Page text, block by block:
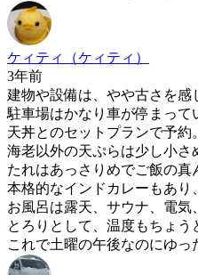
ケィティ（ケィティ）
3年前
建物や設備は、やや古さを感
駐車場はかなり車が停まって
天丼とのセットプランで予約。
海老以外の天ぷらは少し小さ
たれはあっさりめでご飯の真
本格的なインドカレーもあり
お風呂は露天、サウナ、電気
とろりとして、温度もちょう
これで土曜の午後なのにゆ